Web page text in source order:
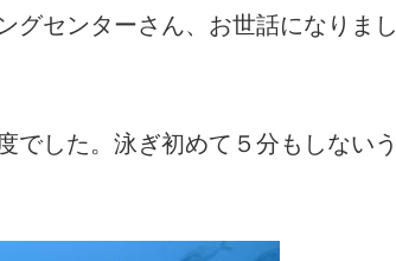
グセンターさん、お世話になりまし
でした。泳ぎ初めて５分もしないう